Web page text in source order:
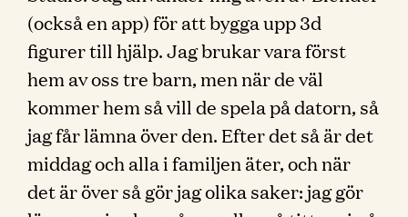
(också en app) för att bygga upp 3d
figurer till hjälp. Jag brukar vara först
hem av oss tre barn, men när de väl
kommer hem så vill de spela på datorn, så
jag får lämna över den. Efter det så är det
middag och alla i familjen äter, och när
det är över så gör jag olika saker: jag gör